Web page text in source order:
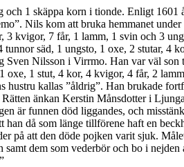
1 skäppa korn i tionde. Enligt 1601
Nils kom att bruka hemmanet under
3 kvigor, 7 får, 1 lamm, 1 svin och 3
säd, 1 ungsto, 1 oxe, 2 stutar, 4
Sven Nilsson i Virrmo. Han var väl
oxe, 1 stut, 4 kor, 4 kvigor, 4 får, 2
hustru kallas ”åldrig”. Han brukade
änkan Kerstin Månsdotter i
är funnen död liggandes, och
då som länge tillförene haft en
på att den döde pojken varit sjuk.
dem som vederbör och bo i nejden